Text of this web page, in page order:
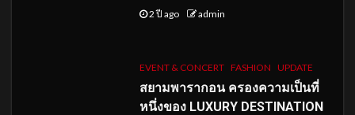
2 ปี ago admin
EVENT & CONCERT FASHION UPDATE
สยามพารากอน ครองความเป็นที่
หนึ่งของ LUXURY DESTINATION